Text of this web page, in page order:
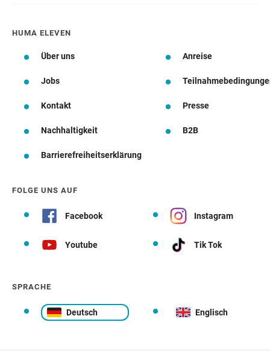
HUMA ELEVEN
Über uns Anreise
Jobs
Kontakt Presse
Nachhaltigkeit B2B
Barrierefreiheitserklärung
FOLGE UNS AUF
Facebook Instagram
Youtube Tik Tok
SPRACHE
Deutsch Englisch